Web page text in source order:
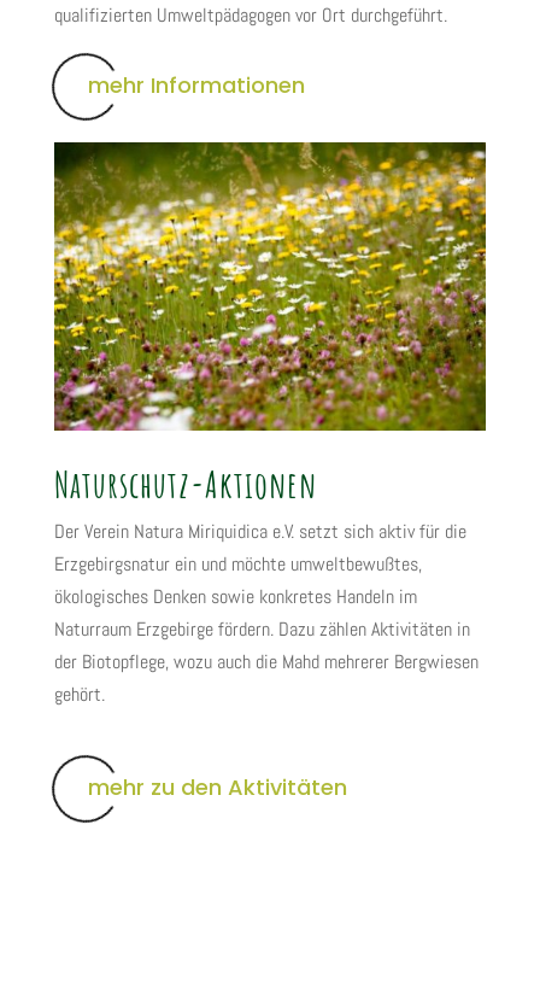
qualifizierten Umweltpädagogen vor Ort durchgeführt.
mehr Informationen
Naturschutz-Aktionen
Der Verein Natura Miriquidica e.V. setzt sich aktiv für die
Erzgebirgsnatur ein und möchte umweltbewußtes,
ökologisches Denken sowie konkretes Handeln im
Naturraum Erzgebirge fördern. Dazu zählen Aktivitäten in
der Biotopflege, wozu auch die Mahd mehrerer Bergwiesen
gehört.
mehr zu den Aktivitäten